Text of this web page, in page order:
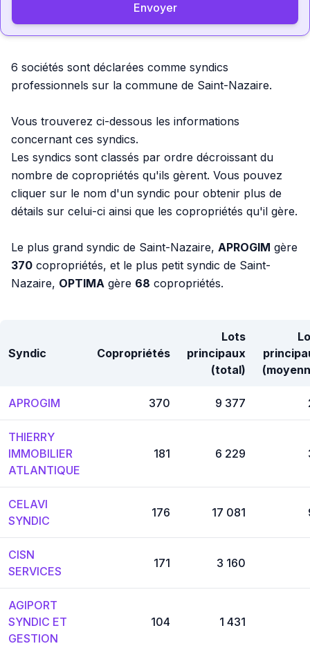
Envoyer
6 sociétés sont déclarées comme syndics
professionnels sur la commune de Saint-Nazaire.
Vous trouverez ci-dessous les informations
concernant ces syndics.
Les syndics sont classés par ordre décroissant du
nombre de copropriétés qu'ils gèrent. Vous pouvez
cliquer sur le nom d'un syndic pour obtenir plus de
détails sur celui-ci ainsi que les copropriétés qu'il gère.
Le plus grand syndic de Saint-Nazaire, APROGIM gère
370 copropriétés, et le plus petit syndic de Saint-
Nazaire, OPTIMA gère 68 copropriétés.
Syndic Copropriétés
Lots
principaux
(total)
APROGIM 370 9 377
THIERRY
IMMOBILIER
ATLANTIQUE
181 6 229
CELAVI
SYNDIC
176 17 081
CISN
SERVICES
171 3 160
AGIPORT
SYNDIC ET
GESTION
104 1 431